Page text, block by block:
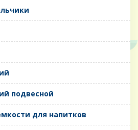
подвесной
для напитков